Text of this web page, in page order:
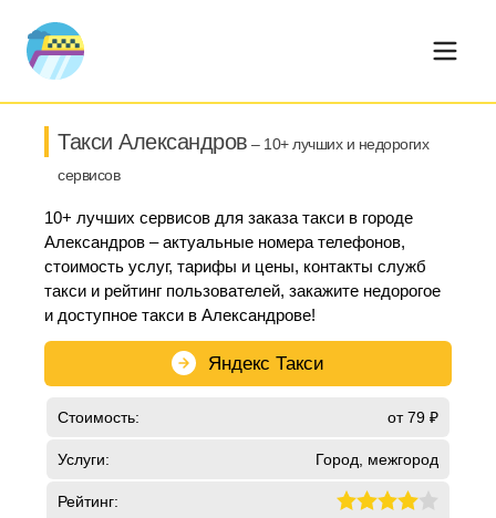
Такси Александров – 10+ лучших и недорогих
сервисов
10+ лучших сервисов для заказа такси в городе
Александров – актуальные номера телефонов,
стоимость услуг, тарифы и цены, контакты служб
такси и рейтинг пользователей, закажите недорогое
и доступное такси в Александрове!
Яндекс Такси
Стоимость: от 79 ₽
Услуги: Город, межгород
Рейтинг: